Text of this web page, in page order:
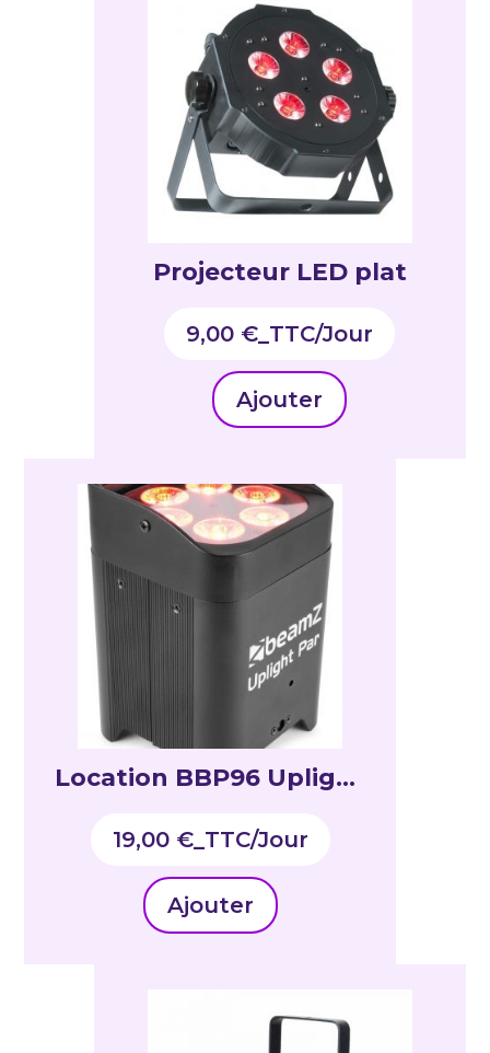
Projecteur LED plat
9,00 € _TTC
Ajouter
Location BBP96 Uplight
19,00 €_TTC
Ajouter